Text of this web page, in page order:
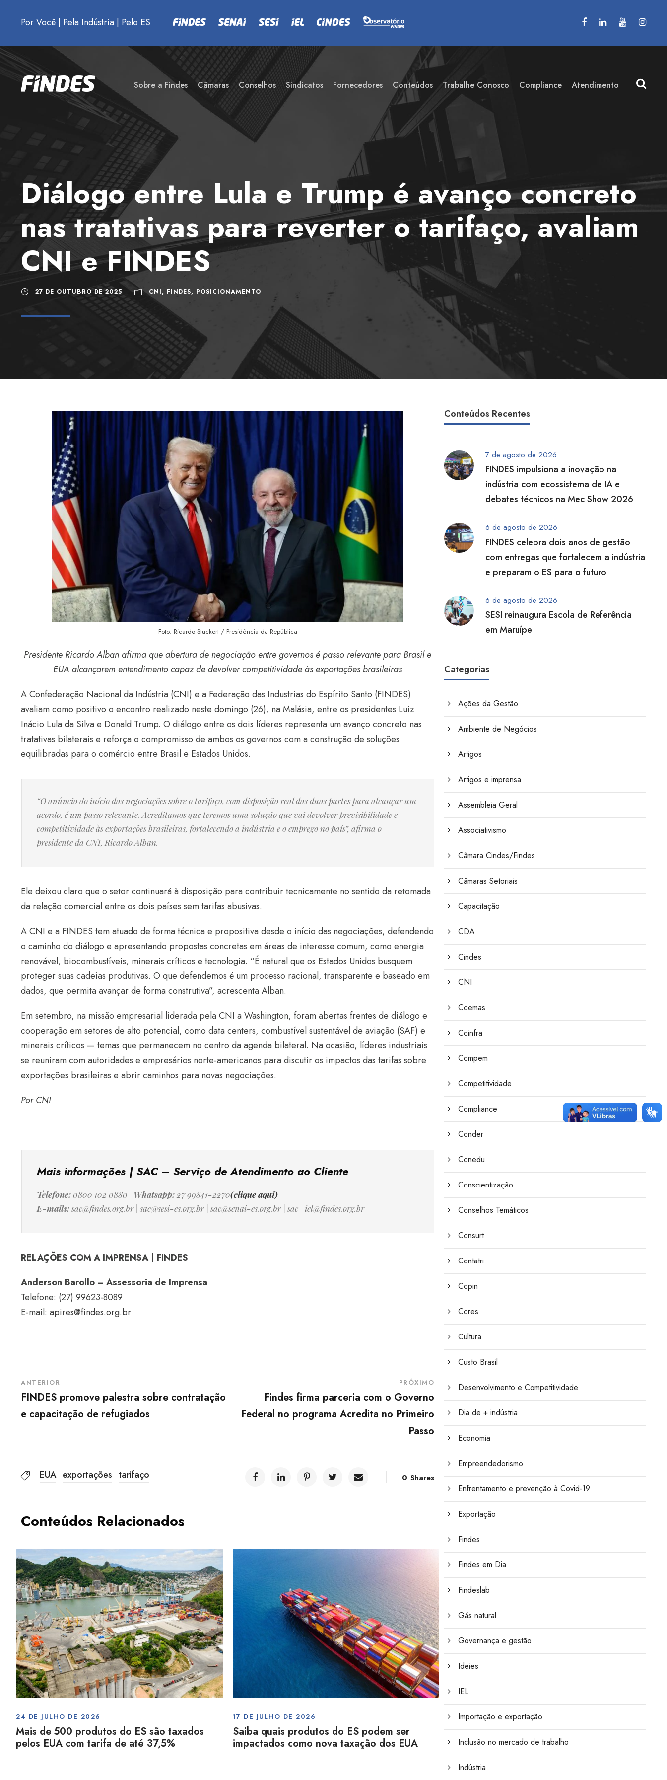
Por Você | Pela Indústria | Pelo ES
Sobre a Findes Câmaras Conselhos Sindicatos Fornecedores Conteúdos Trabalhe Conosco Compliance Atendimento
Diálogo entre Lula e Trump é avanço concreto
nas tratativas para reverter o tarifaço, avaliam
CNI e FINDES
27 DE OUTUBRO DE 2025 CNI, FINDES, POSICIONAMENTO
Foto: Ricardo Stuckert / Presidência da República
Presidente Ricardo Alban afirma que abertura de negociação entre governos é passo relevante para Brasil e
EUA alcançarem entendimento capaz de devolver competitividade às exportações brasileiras
A Confederação Nacional da Indústria (CNI) e a Federação das Industrias do Espírito Santo (FINDES)
avaliam como positivo o encontro realizado neste domingo (26), na Malásia, entre os presidentes Luiz
Inácio Lula da Silva e Donald Trump. O diálogo entre os dois líderes representa um avanço concreto nas
tratativas bilaterais e reforça o compromisso de ambos os governos com a construção de soluções
equilibradas para o comércio entre Brasil e Estados Unidos.
“O anúncio do início das negociações sobre o tarifaço, com disposição real das duas partes para alcançar um
acordo, é um passo relevante. Acreditamos que teremos uma solução que vai devolver previsibilidade e
competitividade às exportações brasileiras, fortalecendo a indústria e o emprego no país”, afirma o
presidente da CNI, Ricardo Alban.
Ele deixou claro que o setor continuará à disposição para contribuir tecnicamente no sentido da retomada
da relação comercial entre os dois países sem tarifas abusivas.
A CNI e a FINDES tem atuado de forma técnica e propositiva desde o início das negociações, defendendo
o caminho do diálogo e apresentando propostas concretas em áreas de interesse comum, como energia
renovável, biocombustíveis, minerais críticos e tecnologia. “É natural que os Estados Unidos busquem
proteger suas cadeias produtivas. O que defendemos é um processo racional, transparente e baseado em
dados, que permita avançar de forma construtiva”, acrescenta Alban.
Em setembro, na missão empresarial liderada pela CNI a Washington, foram abertas frentes de diálogo e
cooperação em setores de alto potencial, como data centers, combustível sustentável de aviação (SAF) e
minerais críticos — temas que permanecem no centro da agenda bilateral. Na ocasião, líderes industriais
se reuniram com autoridades e empresários norte-americanos para discutir os impactos das tarifas sobre
exportações brasileiras e abrir caminhos para novas negociações.
Por CNI
Mais informações | SAC – Serviço de Atendimento ao Cliente
Telefone:0800 102 0880 Whatsapp: 27 99841-2270(clique aqui)
E-mails:sac@findes.org.br|sac@sesi-es.org.br|sac@senai-es.org.br|sac_iel@findes.org.br
RELAÇÕES COM A IMPRENSA | FINDES
Anderson Barollo – Assessoria de Imprensa
Telefone: (27) 99623-8089
E-mail: apires@findes.org.br
ANTERIOR
FINDES promove palestra sobre contratação
e capacitação de refugiados
PRÓXIMO
Findes firma parceria com o Governo
Federal no programa Acredita no Primeiro
Passo
EUA exportações tarifaço 0 Shares
Conteúdos Relacionados
24 DE JULHO DE 2026
Mais de 500 produtos do ES são taxados
pelos EUA com tarifa de até 37,5%
17 DE JULHO DE 2026
Saiba quais produtos do ES podem ser
impactados como nova taxação dos EUA
Conteúdos Recentes
7 de agosto de 2026
FINDES impulsiona a inovação na
indústria com ecossistema de IA e
debates técnicos na Mec Show 2026
6 de agosto de 2026
FINDES celebra dois anos de gestão
com entregas que fortalecem a indústria
e preparam o ES para o futuro
6 de agosto de 2026
SESI reinaugura Escola de Referência
em Maruípe
Categorias
Ações da Gestão
Ambiente de Negócios
Artigos
Artigos e imprensa
Assembleia Geral
Associativismo
Câmara Cindes/Findes
Câmaras Setoriais
Capacitação
CDA
Cindes
CNI
Coemas
Coinfra
Compem
Competitividade
Compliance
Conder
Conedu
Conscientização
Conselhos Temáticos
Consurt
Contatri
Copin
Cores
Cultura
Custo Brasil
Desenvolvimento e Competitividade
Dia de + indústria
Economia
Empreendedorismo
Enfrentamento e prevenção à Covid-19
Exportação
Findes
Findes em Dia
Findeslab
Gás natural
Governança e gestão
Ideies
IEL
Importação e exportação
Inclusão no mercado de trabalho
Indústria